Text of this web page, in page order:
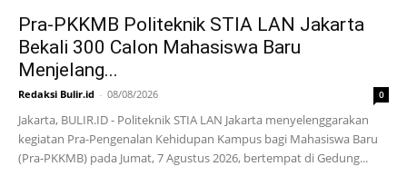
Pra-PKKMB Politeknik STIA LAN Jakarta
Bekali 300 Calon Mahasiswa Baru
Menjelang...
Redaksi Bulir.id - 08/08/2026 0
Jakarta, BULIR.ID - Politeknik STIA LAN Jakarta menyelenggarakan
kegiatan Pra-Pengenalan Kehidupan Kampus bagi Mahasiswa Baru
(Pra-PKKMB) pada Jumat, 7 Agustus 2026, bertempat di Gedung...